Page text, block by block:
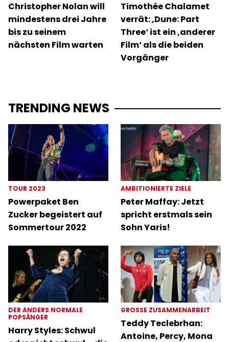
Christopher Nolan will
mindestens drei Jahre
bis zu seinem
nächsten Film warten
Timothée Chalamet
verrät: ‚Dune: Part
Three‘ ist ein ‚anderer
Film‘ als die beiden
Vorgänger
TRENDING NEWS
TOUR 2023
Powerpaket Ben
Zucker begeistert auf
Sommertour 2022
AMBITIONIERTE ZIELE
Peter Maffay: Jetzt
spricht erstmals sein
Sohn Yaris!
DER ANDERS NORMALE
POPSÄNGER
Harry Styles: Schwul
GROSSE ZUSAMMENARBEIT
Teddy Teclebrhan:
Antoine, Percy, Mona